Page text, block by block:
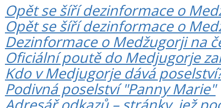
Opět se šíří dezinformace o
Opět se šíří dezinformace o
Dezinformace o Medžugorji na
Oficiální poutě do Medjugorje
Kdo v Medjugorje dává
Podivná poselství "Panny Marie"